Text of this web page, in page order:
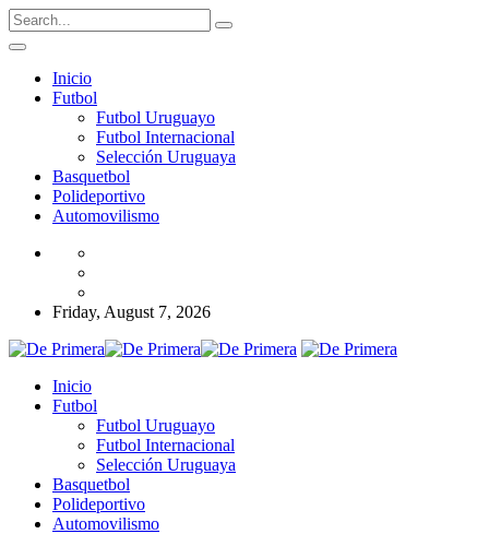
Inicio
Futbol
Futbol Uruguayo
Futbol Internacional
Selección Uruguaya
Basquetbol
Polideportivo
Automovilismo
Friday, August 7, 2026
Inicio
Futbol
Futbol Uruguayo
Futbol Internacional
Selección Uruguaya
Basquetbol
Polideportivo
Automovilismo